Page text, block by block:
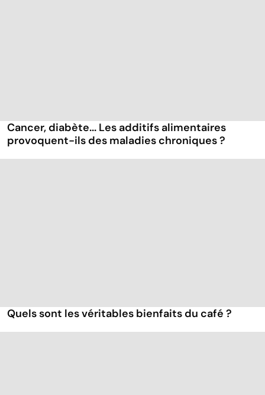
Cancer, diabète... Les additifs alimentaires
provoquent-ils des maladies chroniques ?
Quels sont les véritables bienfaits du café ?